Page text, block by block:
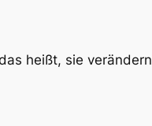
heißt, sie